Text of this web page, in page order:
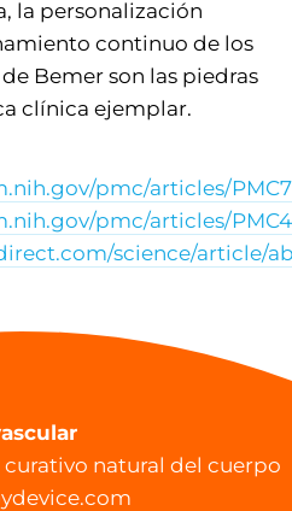
la personalización
continuo de los
Bemer son las piedras
clínica ejemplar.
pmc/articles/
pmc/articles/
science/article/
curativo natural del cuerpo